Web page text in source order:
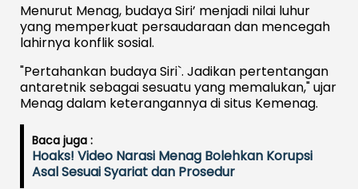
Menurut Menag, budaya Siri’ menjadi nilai luhur
yang memperkuat persaudaraan dan mencegah
lahirnya konflik sosial.
"Pertahankan budaya Siri`. Jadikan pertentangan
antaretnik sebagai sesuatu yang memalukan," ujar
Menag dalam keterangannya di situs Kemenag.
Baca juga :
Hoaks! Video Narasi Menag Bolehkan Korupsi
Asal Sesuai Syariat dan Prosedur